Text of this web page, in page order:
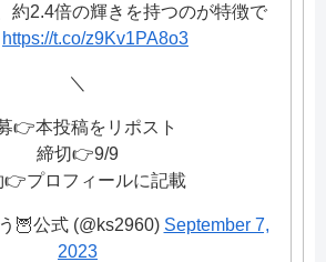
約2.4倍の輝きを持つのが特徴で
https://t.co/z9Kv1PA8o3
＼
👉本投稿をリポスト
締切👉9/9
👉プロフィールに記載
🦉公式 (@ks2960) September 7,
2023